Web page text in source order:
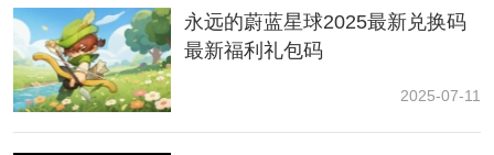
永远的蔚蓝星球2025最新兑换码
最新福利礼包码
2025-07-11